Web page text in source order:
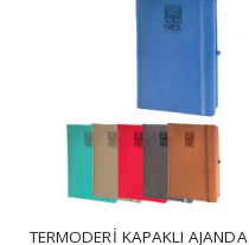
TERMODERI KAPAKLI AJANDA